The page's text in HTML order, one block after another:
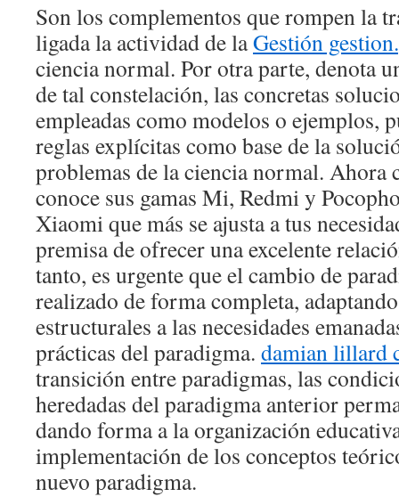
Son los complementos que rompen la
ligada la actividad de laGestión
ciencia normal. Por otra parte, denota
de tal constelación, las concretas
empleadas como modelos o ejemplos,
reglas explícitas como base de la
problemas de la ciencia normal. Ahora
conoce sus gamas Mi, Redmi y
Xiaomi que más se ajusta a tus
premisa de ofrecer una excelente
tanto, es urgente que el cambio de
realizado de forma completa,
estructurales a las necesidades
prácticas del paradigma. damian lillard
transición entre paradigmas, las
heredadas del paradigma anterior
dando forma a la organización
implementación de los conceptos
nuevo paradigma.